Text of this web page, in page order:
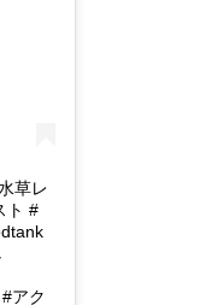
草レ
ト #
アク